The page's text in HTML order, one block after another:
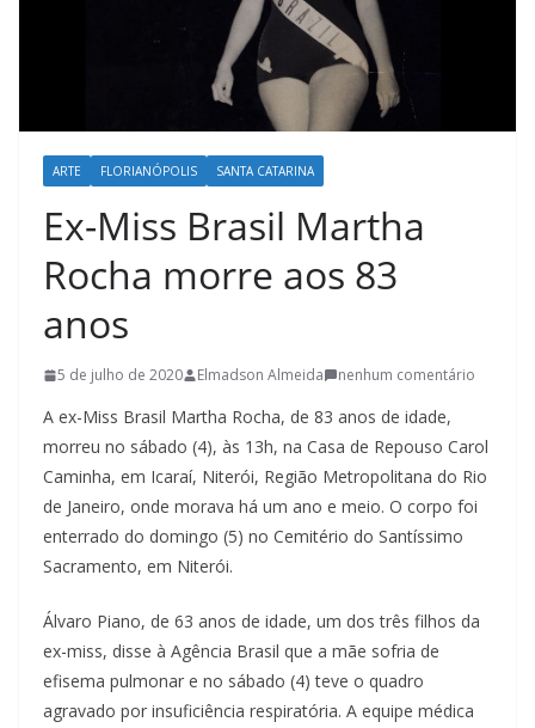
a
c
a
a
r
e
n
s
e
a
m
c
l
ARTE FLORIANÓPOLIS SANTA CATARINA
Ex-Miss Brasil Martha
Rocha morre aos 83
anos
5 de julho de 2020 Elmadson Almeida nenhum comentário
A ex-Miss Brasil Martha Rocha, de 83 anos de idade,
morreu no sábado (4), às 13h, na Casa de Repouso Carol
Caminha, em Icaraí, Niterói, Região Metropolitana do Rio
de Janeiro, onde morava há um ano e meio. O corpo foi
enterrado do domingo (5) no Cemitério do Santíssimo
Sacramento, em Niterói.
Álvaro Piano, de 63 anos de idade, um dos três filhos da
ex-miss, disse à Agência Brasil que a mãe sofria de
efisema pulmonar e no sábado (4) teve o quadro
agravado por insuficiência respiratória. A equipe médica